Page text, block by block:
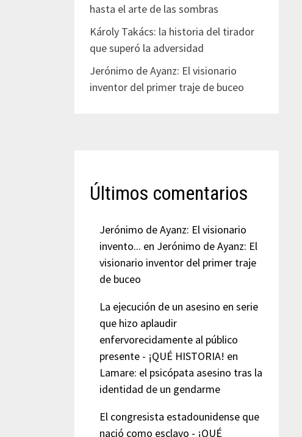
hasta el arte de las sombras
Károly Takács: la historia del tirador
que superó la adversidad
Jerónimo de Ayanz: El visionario
inventor del primer traje de buceo
Últimos comentarios
Jerónimo de Ayanz: El visionario
invento... en Jerónimo de Ayanz: El
visionario inventor del primer traje
de buceo
La ejecución de un asesino en serie
que hizo aplaudir
enfervorecidamente al público
presente - ¡QUÉ HISTORIA! en
Lamare: el psicópata asesino tras la
identidad de un gendarme
El congresista estadounidense que
nació como esclavo - ¡QUÉ